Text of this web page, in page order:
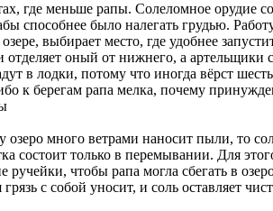
где меньше рапы. Солеломное орудие
способнее было налегать грудью.
озере, выбирает место, где удобнее
оный от нижнего, а
в лодки, потому что иногда вёрст шесть
к берегам рапа мелка, почему
озеро много ветрами наносит пыли, то
состоит только в перемывании. Для
ручейки, чтобы рапа могла сбегать в
с собой уносит, и соль оставляет